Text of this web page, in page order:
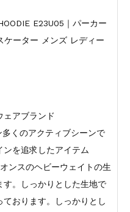
E23U05｜パーカー
ケーター メンズ レディー
ェアブランド
多くのアクティブシーンで
ンを追求したアイテム
ンスのヘビーウェイトの生
。しっかりとした生地で
おります。しっかりとし